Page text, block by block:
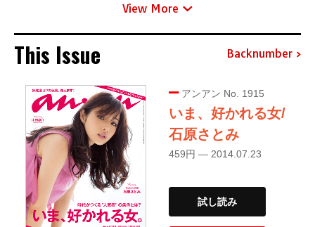
View More
This Issue Backnumber
アンアン No. 1915
いま、好かれる女/
石原さとみ
459円 — 2014.07.23
試し読み